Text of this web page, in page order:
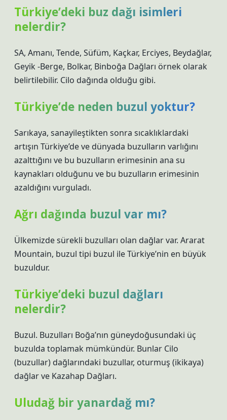
Türkiye’deki buz dağı isimleri
nelerdir?
SA, Amanı, Tende, Süfüm, Kaçkar, Erciyes, Beydağlar,
Geyik -Berge, Bolkar, Binboğa Dağları örnek olarak
belirtilebilir. Cilo dağında olduğu gibi.
Türkiye’de neden buzul yoktur?
Sarıkaya, sanayileştikten sonra sıcaklıklardaki
artışın Türkiye’de ve dünyada buzulların varlığını
azalttığını ve bu buzulların erimesinin ana su
kaynakları olduğunu ve bu buzulların erimesinin
azaldığını vurguladı.
Ağrı dağında buzul var mı?
Ülkemizde sürekli buzulları olan dağlar var. Ararat
Mountain, buzul tipi buzul ile Türkiye’nin en büyük
buzuldur.
Türkiye’deki buzul dağları
nelerdir?
Buzul. Buzulları Boğa’nın güneydoğusundaki üç
buzulda toplamak mümkündür. Bunlar Cilo
(buzullar) dağlarındaki buzullar, oturmuş (ikikaya)
dağlar ve Kazahap Dağları.
Uludağ bir yanardağ mı?